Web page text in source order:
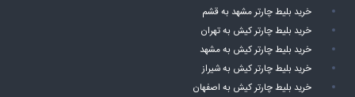
خرید بلیط چارتر مشهد به قشم
خرید بلیط چارتر کیش به تهران
خرید بلیط چارتر کیش به مشهد
خرید بلیط چارتر کیش به شیراز
خرید بلیط چارتر کیش به اصفهان